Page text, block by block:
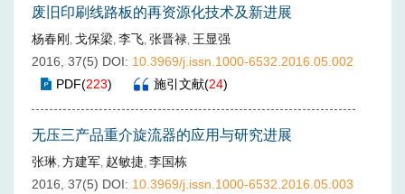
废旧印刷线路板的再资源化技术及新进展
杨春刚 , 戈保梁, 李飞, 张晋禄, 王显强
2016, 37(5) DOI: 10.3969/j.issn.1000-6532.2016.05.002
PDF(223) 施引文献(24)
无压三产品重介旋流器的应用与研究进展
张琳, 方建军, 赵敏捷, 李国栋
2016, 37(5) DOI: 10.3969/j.issn.1000-6532.2016.05.003